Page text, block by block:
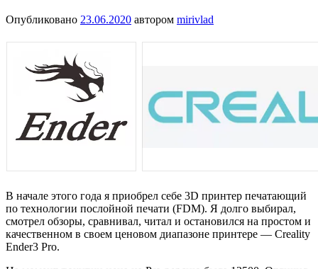
Опубликовано 23.06.2020 автором mirivlad
В начале этого года я приобрел себе 3D принтер печатающий
по технологии послойной печати (FDM). Я долго выбирал,
смотрел обзоры, сравнивал, читал и остановился на простом и
качественном в своем ценовом диапазоне принтере — Creality
Ender3 Pro.